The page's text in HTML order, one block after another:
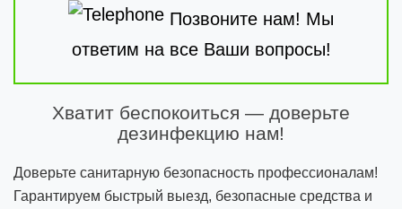
Позвоните нам! Мы
ответим на все Ваши вопросы!
Хватит беспокоиться — доверьте
дезинфекцию нам!
Доверьте санитарную безопасность профессионалам!
Гарантируем быстрый выезд, безопасные средства и